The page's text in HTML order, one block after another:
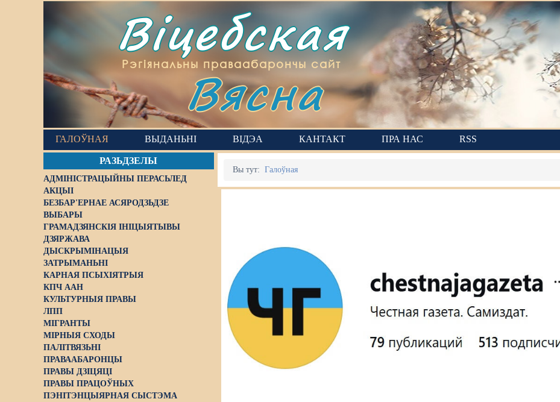
Віцебская
Рэгіянальны праваабарончы сайт
Вясна
ГАЛОЎНАЯ ВЫДАНЬНІ ВІДЭА КАНТАКТ ПРА НАС RSS
РАЗЬДЗЕЛЫ
АДМІНІСТРАЦЫЙНЫ ПЕРАСЬЛЕД
АКЦЫІ
БЕЗБАР'ЕРНАЕ АСЯРОДЗЬДЗЕ
ВЫБАРЫ
ГРАМАДЗЯНСКІЯ ІНІЦЫЯТЫВЫ
ДЗЯРЖАВА
ДЫСКРЫМІНАЦЫЯ
ЗАТРЫМАНЬНІ
КАРНАЯ ПСЫХІЯТРЫЯ
КПЧ ААН
КУЛЬТУРНЫЯ ПРАВЫ
ЛПП
МІГРАНТЫ
МІРНЫЯ СХОДЫ
ПАЛІТВЯЗЬНІ
ПРАВААБАРОНЦЫ
ПРАВЫ ДЗІЦЯЦІ
ПРАВЫ ПРАЦОЎНЫХ
ПЭНІТЭНЦЫЯРНАЯ СЫСТЭМА
Вы тут:Галоўная